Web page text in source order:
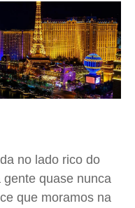
no lado rico do
quase nunca
que moramos na